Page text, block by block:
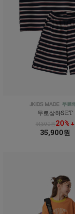
무로상하SET
44,800원20% ↓
35,900원